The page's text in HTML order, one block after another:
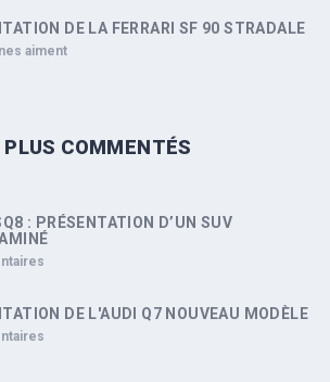
DE LA FERRARI SF 90 STRADALE
aiment
COMMENTÉS
: PRÉSENTATION D’UN SUV
DE L'AUDI Q7 NOUVEAU MODÈLE